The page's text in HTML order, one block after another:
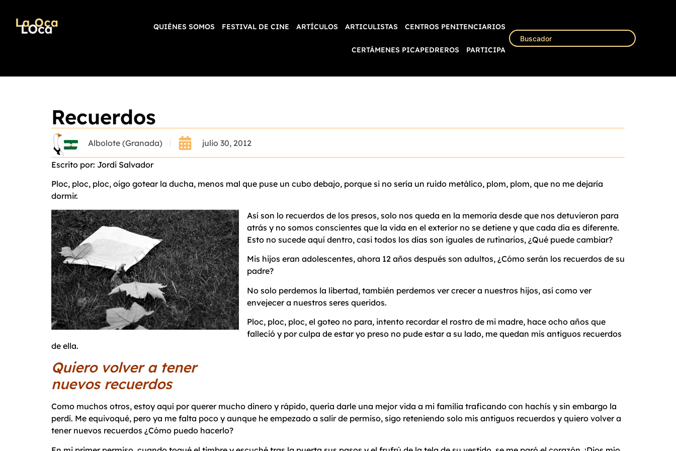
QUIÉNES SOMOS FESTIVAL DE CINE ARTÍCULOS ARTICULISTAS CENTROS PENITENCIARIOS
CERTÁMENES PICAPEDREROS PARTICIPA
Recuerdos
Albolote (Granada) julio 30, 2012
Escrito por: Jordi Salvador
Ploc, ploc, ploc, oigo gotear la ducha, menos mal que puse un cubo debajo, porque si no sería un ruido metálico, plom, plom, que no me dejaría
dormir.
Así son lo recuerdos de los presos, solo nos queda en la memoria desde que nos detuvieron para
atrás y no somos conscientes que la vida en el exterior no se detiene y que cada día es diferente.
Esto no sucede aquí dentro, casi todos los días son iguales de rutinarios, ¿Qué puede cambiar?
Mis hijos eran adolescentes, ahora 12 años después son adultos, ¿Cómo serán los recuerdos de su
padre?
No solo perdemos la libertad, también perdemos ver crecer a nuestros hijos, así como ver
envejecer a nuestros seres queridos.
Ploc, ploc, ploc, el goteo no para, intento recordar el rostro de mi madre, hace ocho años que
falleció y por culpa de estar yo preso no pude estar a su lado, me quedan mis antiguos recuerdos
de ella.
Quiero volver a tener
nuevos recuerdos
Como muchos otros, estoy aquí por querer mucho dinero y rápido, quería darle una mejor vida a mi familia traficando con hachís y sin embargo la
perdí. Me equivoqué, pero ya me falta poco y aunque he empezado a salir de permiso, sigo reteniendo solo mis antiguos recuerdos y quiero volver a
tener nuevos recuerdos ¿Cómo puedo hacerlo?